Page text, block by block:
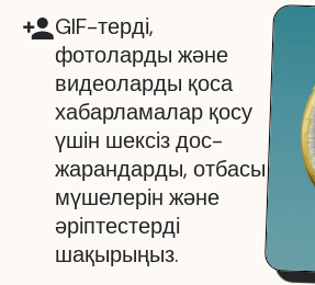
GIF-терді,
фотоларды және
видеоларды қоса
хабарламалар қосу
үшін шексіз дос-
жарандарды, отбасы
мүшелерін және
әріптестерді
шақырыңыз.